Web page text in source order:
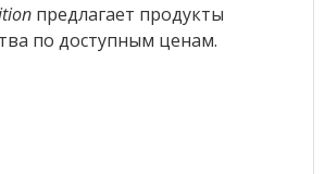
предлагает продукты
по доступным ценам.